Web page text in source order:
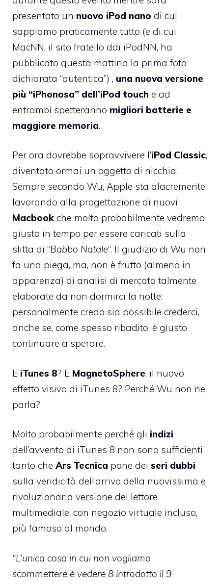
presentato un nuovo iPod nano di cui
sappiamo praticamente tutto (e di cui
MacNN, il sito fratello ddi iPodNN, ha
pubblicato questa mattina la prima foto
dichiarata “autentica”) , una nuova versione
più “iPhonosa” dell’iPod touch e ad
entrambi spetteranno migliori batterie e
maggiore memoria.
Per ora dovrebbe sopravvivere l’iPod Classic,
diventato ormai un oggetto di nicchia.
Sempre secondo Wu, Apple sta alacremente
lavorando alla progettazione di nuovi
Macbook che molto probabilmente vedremo
giusto in tempo per essere caricati sulla
slitta di “Babbo Natale“. Il giudizio di Wu non
fa una piega, ma, non è frutto (almeno in
apparenza) di analisi di mercato talmente
elaborate da non dormirci la notte:
personalmente credo sia possibile crederci,
anche se, come spesso ribadito, è giusto
continuare a sperare.
E iTunes 8? E MagnetoSphere, il nuovo
effetto visivo di iTunes 8? Perché Wu non ne
parla?
Molto probabilmente perché gli indizi
dell’avvento di iTunes 8 non sono sufficienti
tanto che Ars Tecnica pone dei seri dubbi
sulla veridicità dell’arrivo della nuovissima e
rivoluzionaria versione del lettore
multimediale, con negozio virtuale incluso,
più famoso al mondo.
“L’unica cosa in cui non vogliamo
scommettere è vedere 8 introdotto il 9